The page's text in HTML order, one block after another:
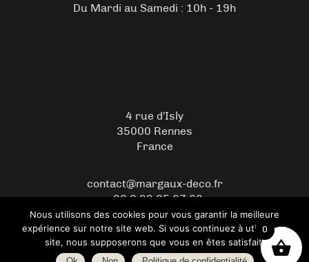
4 rue d'Isly
35000 Rennes
France
contact@margaux-deco.fr
+33 2 99 35 07 08
Du Mardi au Samedi : 10h - 19h
WordPress
- Créer par
0
Nous utilisons des cookies pour vous garantir la meilleure
expérience sur notre site web. Si vous continuez à utiliser ce
site, nous supposerons que vous en êtes satisfait.